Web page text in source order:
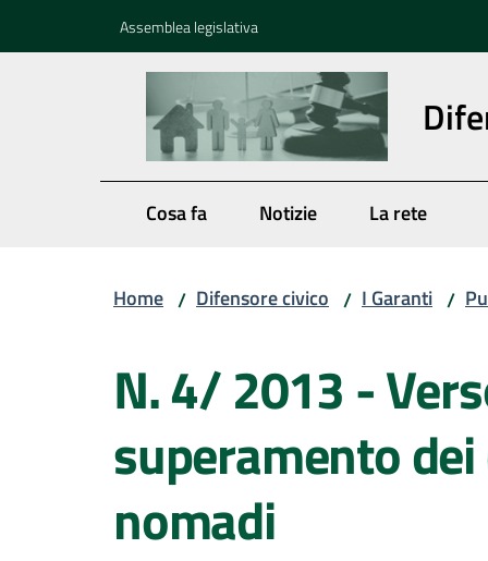
Assemblea legislativa
Cosa fa Notizie La rete
Home / Difensore civico / I Garanti /
N. 4/ 2013 -
superamento
nomadi